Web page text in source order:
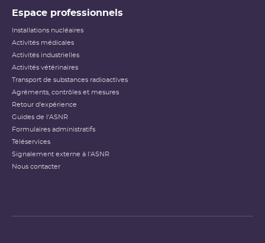
Espace professionnels
Installations nucléaires
Activités médicales
Activités industrielles
Activités vétérinaires
Transport de substances radioactives
Agréments, contrôles et mesures
Retour d'expérience
Guides de l'ASNR
Formulaires administratifs
Téléservices
Signalement externe à l'ASNR
Nous contacter